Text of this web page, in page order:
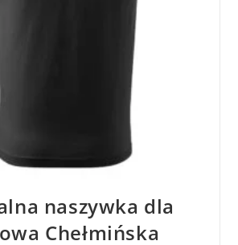
naszywka dla
Chełmińska